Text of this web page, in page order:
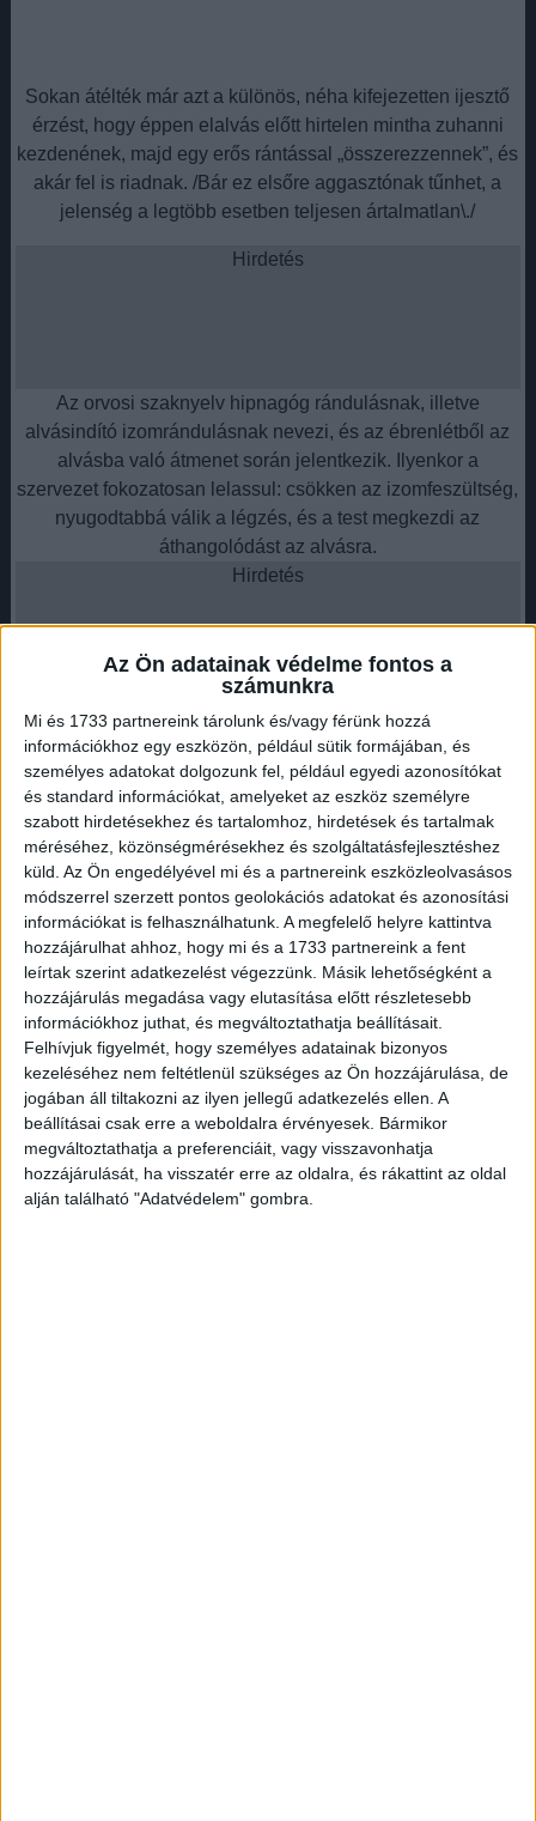
Az Ön adatainak védelme fontos a
számunkra
Mi és 1733 partnereink tárolunk és/vagy férünk hozzá
információkhoz egy eszközön, például sütik formájában, és
személyes adatokat dolgozunk fel, például egyedi azonosítókat
és standard információkat, amelyeket az eszköz személyre
szabott hirdetésekhez és tartalomhoz, hirdetések és tartalmak
méréséhez, közönségmérésekhez és szolgáltatásfejlesztéshez
küld. Az Ön engedélyével mi és a partnereink eszközleolvasásos
módszerrel szerzett pontos geolokációs adatokat és azonosítási
információkat is felhasználhatunk. A megfelelő helyre kattintva
hozzájárulhat ahhoz, hogy mi és a 1733 partnereink a fent
leírtak szerint adatkezelést végezzünk. Másik lehetőségként a
hozzájárulás megadása vagy elutasítása előtt részletesebb
információkhoz juthat, és megváltoztathatja beállításait.
Felhívjuk figyelmét, hogy személyes adatainak bizonyos
kezeléséhez nem feltétlenül szükséges az Ön hozzájárulása, de
jogában áll tiltakozni az ilyen jellegű adatkezelés ellen. A
beállításai csak erre a weboldalra érvényesek. Bármikor
megváltoztathatja a preferenciáit, vagy visszavonhatja
hozzájárulását, ha visszatér erre az oldalra, és rákattint az oldal
alján található "Adatvédelem" gombra.
Sokan átélték már azt a különös, néha kifejezetten ijesztő
érzést, hogy éppen elalvás előtt hirtelen mintha zuhanni
kezdenének, majd egy erős rántással „összerezzennek”, és
akár fel is riadnak. /Bár ez elsőre aggasztónak tűnhet, a
jelenség a legtöbb esetben teljesen ártalmatlan\./
Hirdetés
Az orvosi szaknyelv hipnagóg rándulásnak, illetve
alvásindító izomrándulásnak nevezi, és az ébrenlétből az
alvásba való átmenet során jelentkezik. Ilyenkor a
szervezet fokozatosan lelassul: csökken az izomfeszültség,
nyugodtabbá válik a légzés, és a test megkezdi az
áthangolódást az alvásra.
Hirdetés
Ebben az átmeneti állapotban előfordulhat, hogy egy
hirtelen, akaratlan izomösszehúzódás jelenik meg,
amelyhez gyakran társul a zuhanás, megbotlás vagy
kibillenés élménye.
A pontos okát a tudomány nem ismeri teljes
bizonyossággal, de az jól látszik, hogy ez a jelenség az
elalvás korai szakaszához kapcsolódik. A szakemberek
szerint a félálomszerű állapotban az agy rövid,
élményszerű benyomásokat hozhat létre, miközben a test
ellazul, és ez együtt vezethet a hirtelen „zuhanásérzethez”
és az azt követő izomránduláshoz.
Hirdetés